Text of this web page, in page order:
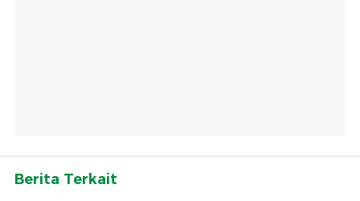
Berita Terkait